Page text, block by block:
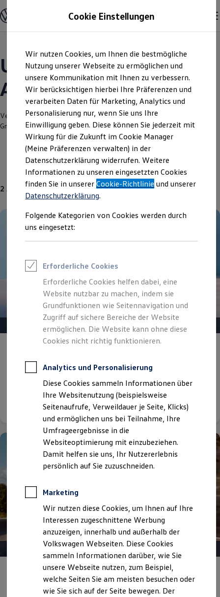
Hauptinhalt
springen
Footer
springen
Modelle und Konfigurator
Konfigurator
Modelle vergleichen
Elektroautos
ENERGY Sondermodelle
Nutzfahrzeuge
SUV und CUV
Familienautos
Kombis
Kompaktwagen
Sportwagen
Schnell verfügbare Fahrzeuge
Angebote und Produkte
Aktuelle Angebote
E-Auto-Förderung
Volkswagen Marktplatz
Die ENERGY Sondermodelle
Junge Gebrauchtwagen und Gebrauchtwagen
Volkswagen Zertifizierte Gebrauchtwagen
Elektromobilität bei Gebrauchtwagen
Saisonangebote
Reifenpakete
Leasing
Leasing-Angebote
Elektroauto Leasing
Kleinwagen-Leasing
Leasing ohne Anzahlung
Finanzierung
Autokredit mit Schlussrate
Versicherungen und Garantien
Kfz-Versicherung
Restschuldversicherungen
Garantien
Professional Class bei Volkswagen
Behörden
Direktkunden
Sonderfahrzeuge
Anpfiff zum Gewinn
Elektromobilität
Elektroautos
ID. Tutorials
Elektrofahrzeugkonzepte
ID. EVERY1
Reichweite
Rekuperation
Laden unterwegs
Laden Zuhause
Ladestationen finden
Ladezeitensimulator
Batterie
Sicherheit
Nachhaltigkeit
Technologie
Kosten und Kauf
Unsere aktuellen
Angebote und mehr
Verantwortlich für die Inhalte auf dieser Seite ist die Hahn Automobile
GmbH + Co. KG NL Schorndorf (Impressum & Rechtliches)
2 Angebote
Gepflegt, geprüft und für gut befunden.
Volkswagen Zertifizierte
Gebrauchtwagen.
Details ansehen
Dienstwagen mitElektro- oder Plug-in-
Hybrid Antrieb versteuern
Cookie Einstellungen
Wir nutzen Cookies, um Ihnen die bestmögliche
Nutzung unserer Webseite zu ermöglichen und
unsere Kommunikation mit Ihnen zu verbessern.
Wir berücksichtigen hierbei Ihre Präferenzen und
verarbeiten Daten für Marketing, Analytics und
Personalisierung nur, wenn Sie uns Ihre
Einwilligung geben. Diese können Sie jederzeit mit
Wirkung für die Zukunft im Cookie Manager
(Meine Präferenzen verwalten) in der
Datenschutzerklärung widerrufen. Weitere
Informationen zu unseren eingesetzten Cookies
finden Sie in unsererCookie-Richtlinie und unserer
Datenschutzerklärung.
Folgende Kategorien von Cookies werden durch
uns eingesetzt:
Erforderliche Cookies
Erforderliche Cookies helfen dabei, eine
Website nutzbar zu machen, indem sie
Grundfunktionen wie Seitennavigation und
Zugriff auf sichere Bereiche der Website
ermöglichen. Die Website kann ohne diese
Cookies nicht richtig funktionieren.
Analytics und Personalisierung
Diese Cookies sammeln Informationen über
Ihre Websitenutzung (beispielsweise
Seitenaufrufe, Verweildauer je Seite, Klicks)
und ermöglichen uns bei Teilnahme, Ihre
Umfrageergebnisse in die
Websiteoptimierung mit einzubeziehen.
Damit helfen sie uns, Ihr Nutzererlebnis
persönlich auf Sie zuzuschneiden.
Marketing
Wir nutzen diese Cookies, um Ihnen auf Ihre
Interessen zugeschnittene Werbung
anzuzeigen, innerhalb und außerhalb der
Volkswagen Webseiten. Diese Cookies
sammeln Informationen darüber, wie Sie
unsere Webseite nutzen, zum Beispiel,
welche Seiten Sie am meisten besuchen oder
wie Sie sich auf der Seite bewegen. Der